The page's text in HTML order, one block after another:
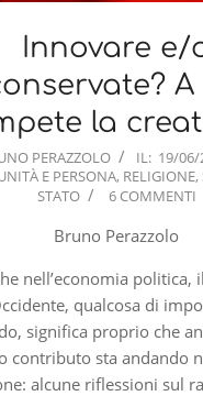
Innovare e/
A
la
PERAZZOLO IL: 19/06/
E PERSONA, RELIGIONE,
STATO
6 COMMENTI
Bruno Perazzolo
nell’economia politica,
qualcosa di
significa proprio che
contributo sta andando
alcune riflessioni sul